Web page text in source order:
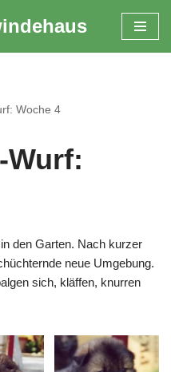
Woche 4
Wurf:
den Garten. Nach kurzer
neue Umgebung.
sich, kläffen, knurren